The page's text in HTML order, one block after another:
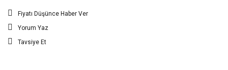
Fiyatı Düşünce Haber Ver
Yorum Yaz
Tavsiye Et